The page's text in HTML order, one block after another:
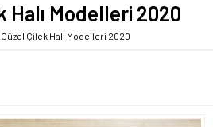
Halı Modelleri 2020
Güzel Çilek Halı Modelleri 2020